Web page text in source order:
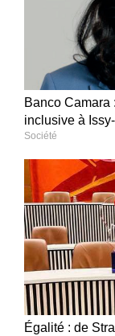
Banco
inclusive à
Société
Égalité : de